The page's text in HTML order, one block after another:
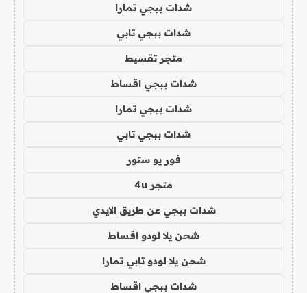
شدات ببجي تمارا
شدات ببجي تابي
متجر تقسيط
شدات ببجي اقساط
شدات ببجي تمارا
شدات ببجي تابي
فور يو ستور
متجر 4u
شدات ببجي عن طريق الايدي
شحن يلا لودو اقساط
شحن يلا لودو تابي تمارا
شدات ببجي اقساط